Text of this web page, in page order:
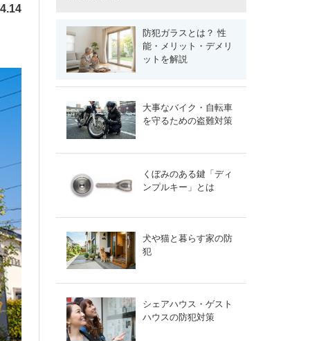
防犯ガラスとは？ 性
能・メリット・デメリ
ットを解説
大事なバイク・自転車
を守るための盗難対策
くぼみのある鍵「ディ
ンプルキー」とは
犬や猫と暮らす家の防
犯
シェアハウス・ゲスト
ハウスの防犯対策